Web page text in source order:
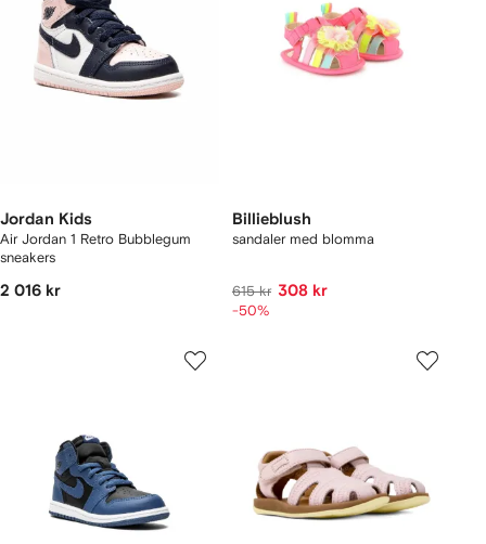
Jordan Kids
Air Jordan 1 Retro Bubblegum
sneakers
2 016 kr
Billieblush
sandaler med blomma
615 kr 308 kr
-50%